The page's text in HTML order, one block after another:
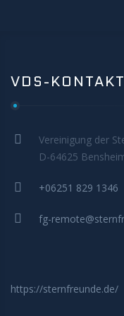
VDS-KONTAKT
Vereinigung der
D-64625
+06251 829 1346
fg-
https://sternfreunde.de/